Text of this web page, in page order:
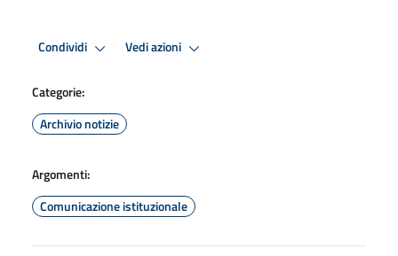
Condividi Vedi azioni
Categorie:
Archivio notizie
Argomenti:
Comunicazione istituzionale